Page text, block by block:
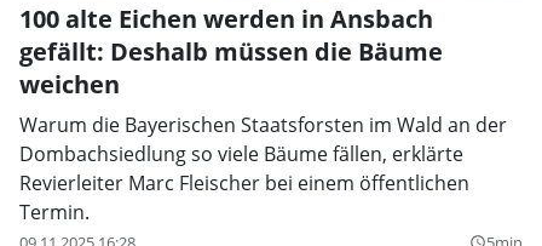
100 alte Eichen werden in Ansbach
gefällt: Deshalb müssen die Bäume
weichen
Warum die Bayerischen Staatsforsten im Wald an der
Dombachsiedlung so viele Bäume fällen, erklärte
Revierleiter Marc Fleischer bei einem öffentlichen
Termin.
query_builder